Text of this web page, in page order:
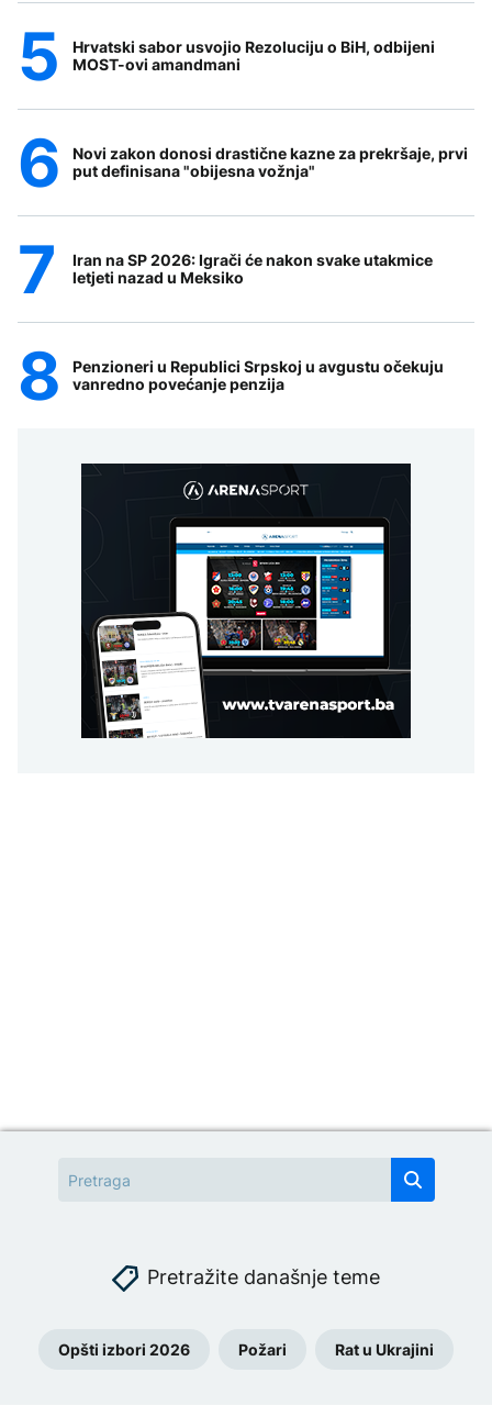
Hrvatski sabor usvojio Rezoluciju o BiH, odbijeni
MOST-ovi amandmani
Novi zakon donosi drastične kazne za prekršaje, prvi
put definisana "obijesna vožnja"
Iran na SP 2026: Igrači će nakon svake utakmice
letjeti nazad u Meksiko
Penzioneri u Republici Srpskoj u avgustu očekuju
vanredno povećanje penzija
Pretražite današnje teme
Opšti izbori 2026 Požari Rat u Ukrajini